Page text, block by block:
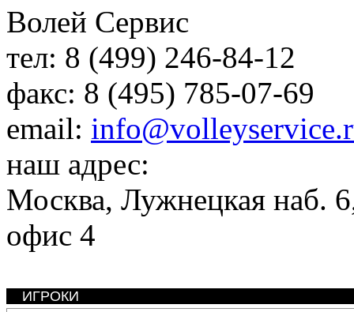
Волей Сервис
тел: 8 (499) 246-84-12
факс: 8 (495) 785-07-69
email:
наш адрес:
Москва, Лужнецкая наб.
офис 4
ИГРОКИ